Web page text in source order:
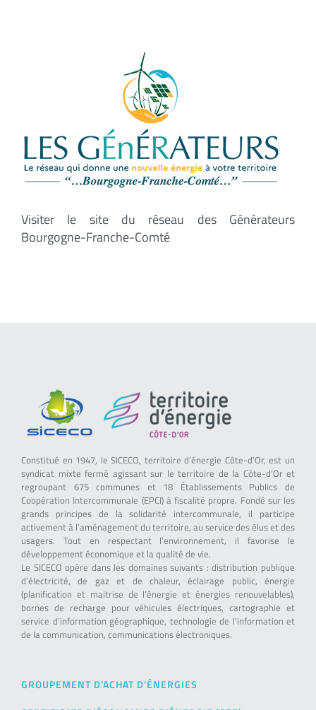
Visiter le site du réseau des Générateurs
Bourgogne-Franche-Comté
Constitué en 1947, le SICECO, territoire d’énergie Côte-d’Or, est un
syndicat mixte fermé agissant sur le territoire de la Côte-d’Or et
regroupant 675 communes et 18 Établissements Publics de
Coopération Intercommunale (EPCI) à fiscalité propre. Fondé sur les
grands principes de la solidarité intercommunale, il participe
activement à l’aménagement du territoire, au service des élus et des
usagers. Tout en respectant l’environnement, il favorise le
développement économique et la qualité de vie.
Le SICECO opère dans les domaines suivants : distribution publique
d’électricité, de gaz et de chaleur, éclairage public, énergie
(planification et maitrise de l’énergie et énergies renouvelables),
bornes de recharge pour véhicules électriques, cartographie et
service d’information géographique, technologie de l’information et
de la communication, communications électroniques.
GROUPEMENT D’ACHAT D’ÉNERGIES